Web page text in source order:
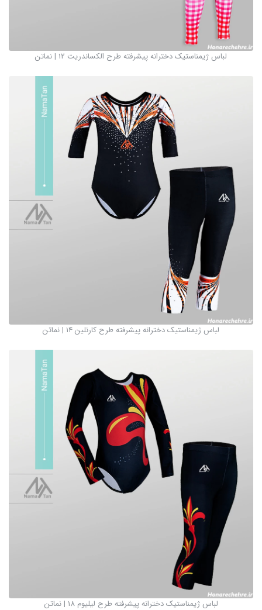
لباس ژیمناستیک دخترانه پیشرفته طرح الکساندریت 12 | نماتن
لباس ژیمناستیک دخترانه پیشرفته طرح کارنلین 14 | نماتن
لباس ژیمناستیک دخترانه پیشرفته طرح لیلیوم 18 | نماتن